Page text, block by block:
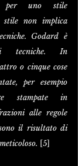
per uno stile
non implica
Godard è
tecniche. In
o cinque cose
per esempio
stampate in
alle regole
il risultato di
[5]